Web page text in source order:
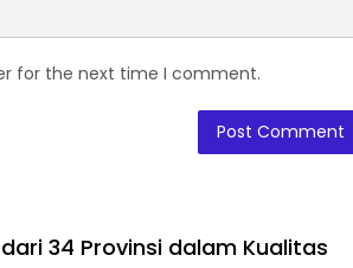
for the next time I comment.
34 Provinsi dalam Kualitas